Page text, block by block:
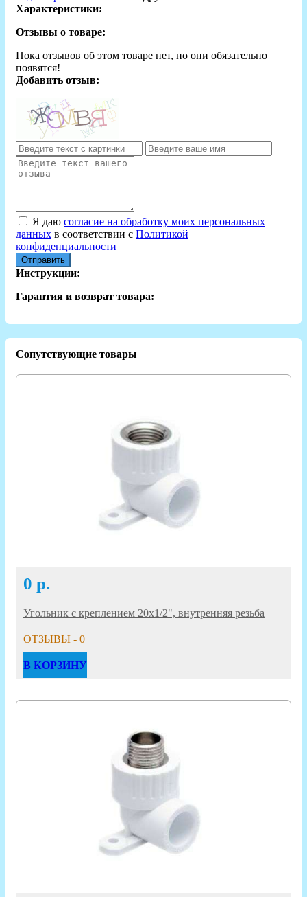
Характеристики:
Отзывы о товаре:
Пока отзывов об этом товаре нет, но они обязательно
появятся!
Добавить отзыв:
Я даю согласие на обработку моих персональных
данных в соответствии с Политикой
конфиденциальности
Отправить
Инструкции:
Гарантия и возврат товара:
Сопутствующие товары
0 р.
Угольник с креплением 20х1/2", внутренняя резьба
ОТЗЫВЫ - 0
В КОРЗИНУ